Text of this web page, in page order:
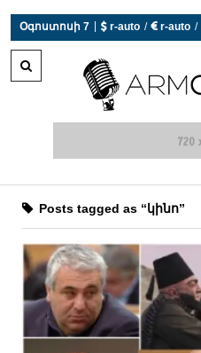
Օգոստոսի 7  r-auto /  r-auto /
Posts tagged as “կինո”